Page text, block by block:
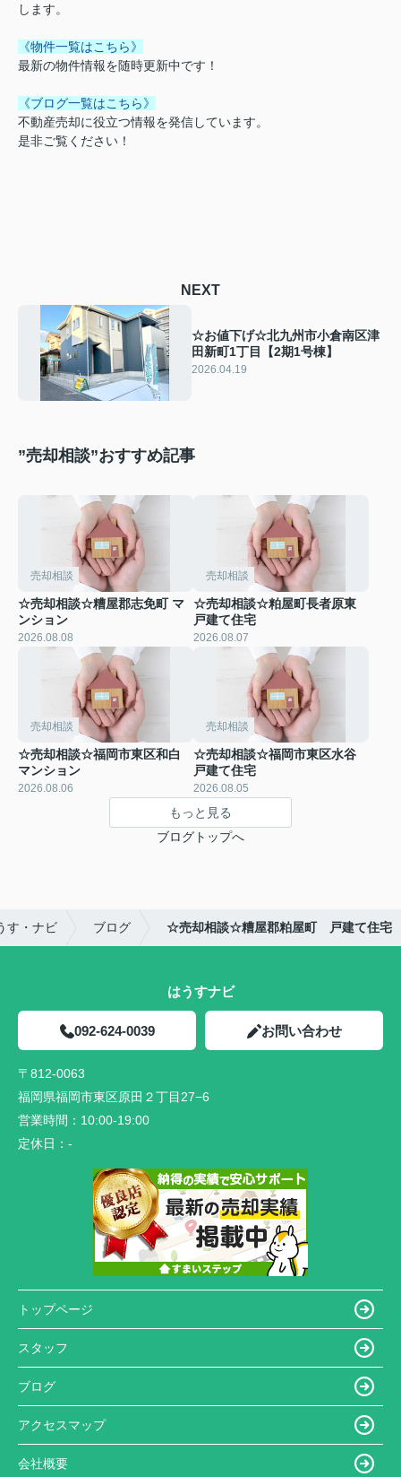
します。
《物件一覧はこちら》
最新の物件情報を随時更新中です！
《ブログ一覧はこちら》
不動産売却に役立つ情報を発信しています。
是非ご覧ください！
NEXT
☆お値下げ☆北九州市小倉南区津
田新町1丁目【2期1号棟】
2026.04.19
”売却相談”おすすめ記事
売却相談
☆売却相談☆糟屋郡志免町 マ
ンション
2026.08.08
売却相談
☆売却相談☆粕屋町長者原東
戸建て住宅
2026.08.07
売却相談
☆売却相談☆福岡市東区和白
マンション
2026.08.06
売却相談
☆売却相談☆福岡市東区水谷
戸建て住宅
2026.08.05
もっと見る
ブログトップへ
す・ナビ ブログ ☆売却相談☆糟屋郡粕屋町 戸建て住宅
はうすナビ
092-624-0039 お問い合わせ
〒812-0063
福岡県福岡市東区原田２丁目27−6
営業時間： 10:00-19:00
定休日： -
トップページ
スタッフ
ブログ
アクセスマップ
会社概要